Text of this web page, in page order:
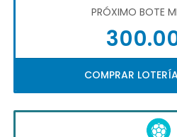
PRÓXIMO BOTE
COMPRAR